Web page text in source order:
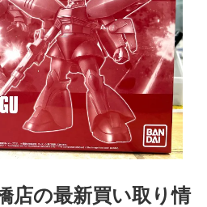
店の最新買い取り情